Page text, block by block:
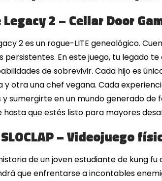
Legacy 2 – Cellar Door
2 es un rogue-LITE genealógico.
persistentes. En este juego, tu legado
de sobrevivir. Cada hijo es
y otra una chef vegana. Cada
y sumergirte en un mundo generado
hasta que estés listo para mayores
– Videojuego
de un joven estudiante de kung
que enfrentarse a incontables